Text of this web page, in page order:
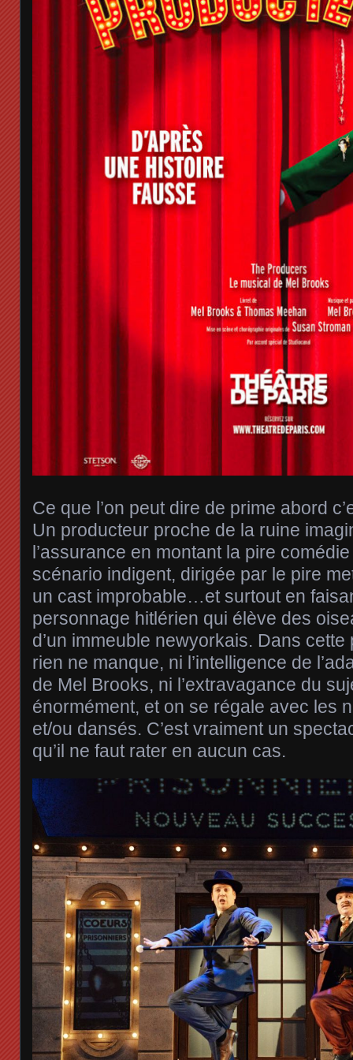
Ce que l’on peut dire de prime abord
Un producteur proche de la ruine
l’assurance en montant la pire
scénario indigent, dirigée par le pire
un cast improbable…et surtout en
personnage hitlérien qui élève des
d’un immeuble newyorkais. Dans
rien ne manque, ni l’intelligence de
de Mel Brooks, ni l’extravagance du
énormément, et on se régale avec les
et/ou dansés. C’est vraiment un
qu’il ne faut rater en aucun cas.